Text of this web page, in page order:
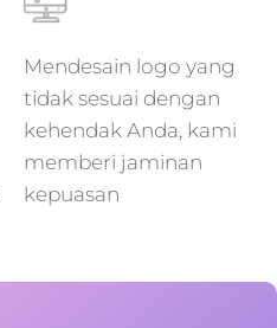
Mendesain logo yang
tidak sesuai dengan
kehendak Anda, kami
memberi jaminan
kepuasan